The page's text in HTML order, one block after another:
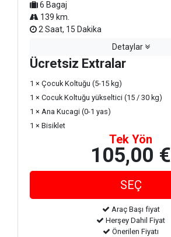
6 Bagaj
139 km.
2 Saat, 15 Dakika
Detaylar
Ücretsiz Extralar
1 × Çocuk Koltuğu (5-15 kg)
1 × Cocuk Koltuğu yükseltici (15 / 30 kg)
1 × Ana Kucagi (0-1 yas)
1 × Bisiklet
Tek Yön
105,00 €
Araç Başı fiyat
Herşey Dahil Fiyat
Önerilen Fiyatı